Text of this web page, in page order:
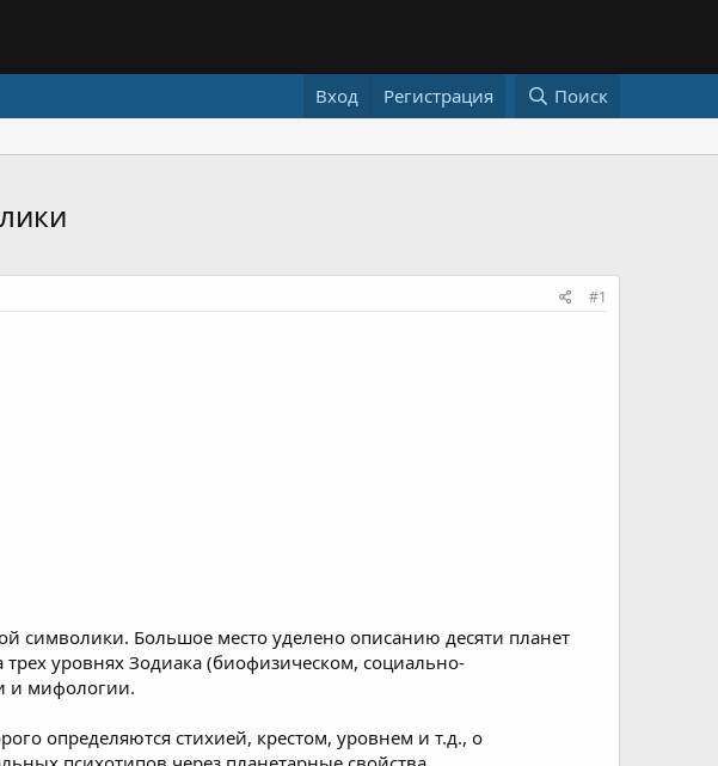
Вход Регистрация Поиск
#1
символики. Большое место уделено описанию десяти планет
уровнях Зодиака (биофизическом, социально-
и мифологии.
определяются стихией, крестом, уровнем и т.д., о